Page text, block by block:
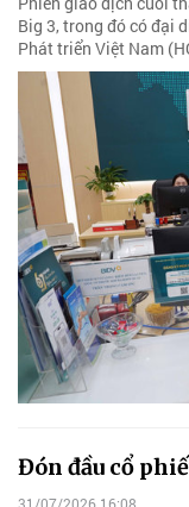
Big 3, trong đó có đại
Phát triển Việt Nam
Đón đầu cổ